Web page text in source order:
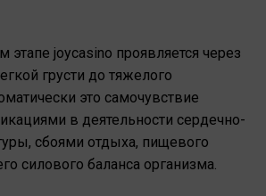
этапе joycasino проявляется через
грусти до тяжелого
это самочувствие
в деятельности сердечно-
сбоями отдыха, пищевого
силового баланса организма.